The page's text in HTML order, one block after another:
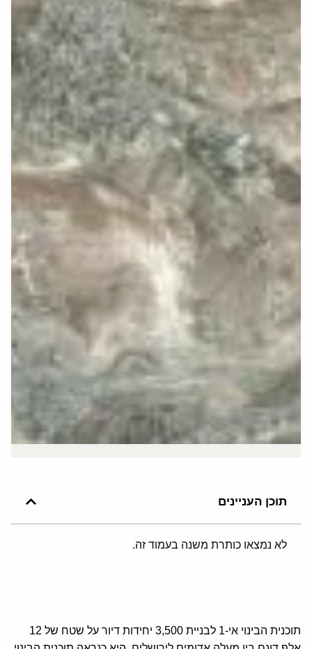
תוכן העניינים
לא נמצאו כותרת משנה בעמוד זה.
תוכנית הבינוי אי-1 לבניית 3,500 יחידות דיור על שטח של 12